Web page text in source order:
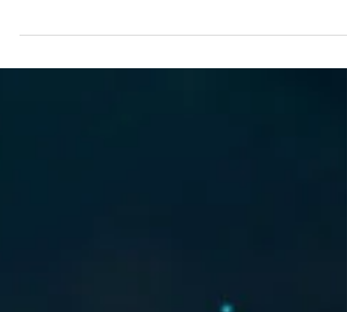
oggi vogliamo...